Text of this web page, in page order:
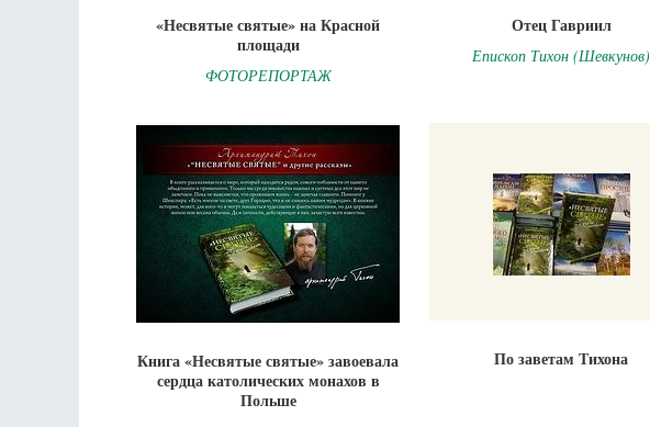
«Несвятые святые» на Красной
площади
ФОТОРЕПОРТАЖ
Отец Гавриил
Епископ Тихон (Шевкунов)
Книга «Несвятые святые» завоевала
сердца католических монахов в
Польше
По заветам Тихона